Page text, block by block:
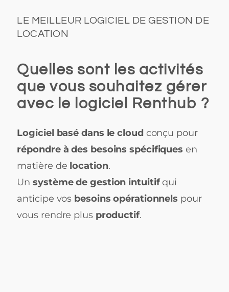
LE MEILLEUR LOGICIEL DE GESTION DE
LOCATION
Quelles sont les activités
que vous souhaitez gérer
avec le logiciel Renthub ?
Logiciel basé dans le cloud conçu pour
répondre à des besoins spécifiques en
matière de location.
Unsystème de gestion intuitifqui
anticipe vos besoins opérationnels pour
vous rendre plus productif.